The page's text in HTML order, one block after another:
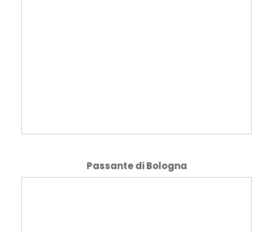
Passante di Bologna